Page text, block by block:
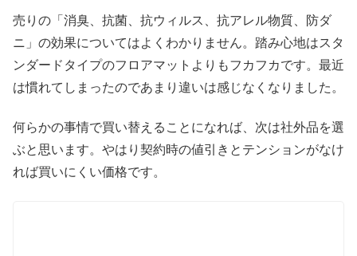
売りの「消臭、抗菌、抗ウィルス、抗アレル物質、防ダ
ニ」の効果についてはよくわかりません。踏み心地はスタ
ンダードタイプのフロアマットよりもフカフカです。最近
は慣れてしまったのであまり違いは感じなくなりました。
何らかの事情で買い替えることになれば、次は社外品を選
ぶと思います。やはり契約時の値引きとテンションがなけ
れば買いにくい価格です。